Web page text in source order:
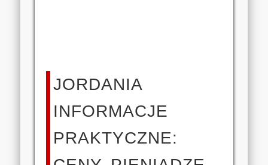
JORDANIA
INFORMACJE
PRAKTYCZNE: